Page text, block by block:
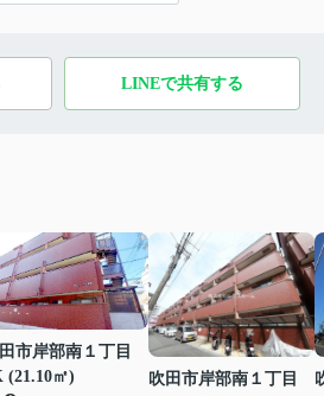
LINEで共有する
市岸部南１丁目
(21.10㎡)
吹田市岸部南１丁目